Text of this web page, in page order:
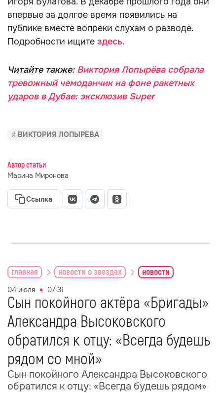
впервые за долгое время появились на
публике вместе вопреки слухам о разводе.
Подробности ищите здесь.
Читайте также: Виктория Лопырёва собрала
тревожный чемоданчик на фоне ракетных
ударов в Дубае: эксклюзив Super
ВИКТОРИЯ ЛОПЫРЕВА
Автор статьи
Марина Миронова
Ссылка
главная новости о звездах новости
04 июля 07:31
Сын покойного актёра «Бригады»
Александра Высоковского
обратился к отцу: «Всегда будешь
рядом со мной»
Сын покойного Александра Высоковского
обратился к отцу: «Всегда будешь рядом»